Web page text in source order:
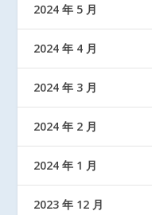
2024 年 5 月
2024 年 4 月
2024 年 3 月
2024 年 2 月
2024 年 1 月
2023 年 12 月